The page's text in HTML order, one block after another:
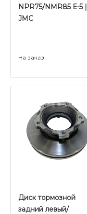
NPR75/NMR85 Е-5 |
JMC
На заказ
Диск тормозной
задний левый/